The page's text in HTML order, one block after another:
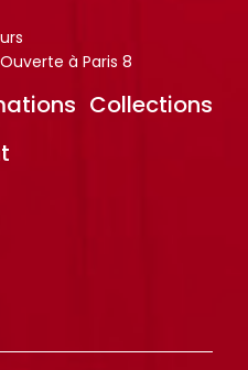
à Paris 8
Collections